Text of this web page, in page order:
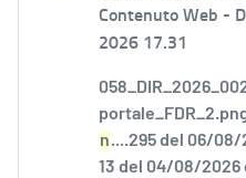
Contenuto Web -
2026 17.31
n....295 del 06/08/
13 del 04/08/2026